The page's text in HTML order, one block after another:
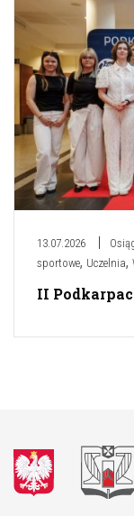
13.07.2026
sportowe, Uczelnia,
II